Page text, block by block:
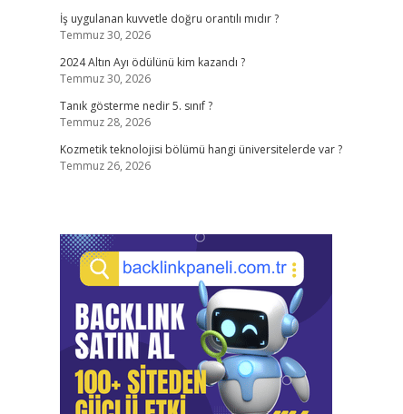
İş uygulanan kuvvetle doğru orantılı mıdır ?
Temmuz 30, 2026
2024 Altın Ayı ödülünü kim kazandı ?
Temmuz 30, 2026
Tanık gösterme nedir 5. sınıf ?
Temmuz 28, 2026
Kozmetik teknolojisi bölümü hangi üniversitelerde var ?
Temmuz 26, 2026